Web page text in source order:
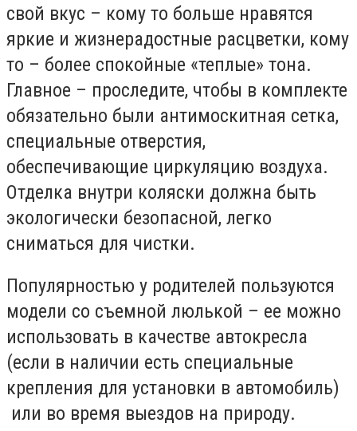
свой вкус – кому то больше нравятся
яркие и жизнерадостные расцветки, кому
то – более спокойные «теплые» тона.
Главное – проследите, чтобы в комплекте
обязательно были антимоскитная сетка,
специальные отверстия,
обеспечивающие циркуляцию воздуха.
Отделка внутри коляски должна быть
экологически безопасной, легко
сниматься для чистки.
Популярностью у родителей пользуются
модели со съемной люлькой – ее можно
использовать в качестве автокресла
(если в наличии есть специальные
крепления для установки в автомобиль)
или во время выездов на природу.